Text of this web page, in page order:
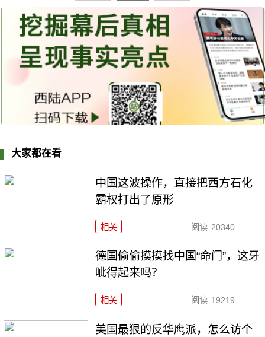
大家都在看
中国这波操作，直接把西方石化
霸权打出了原形
相关 阅读 20340
德国偷偷摸摸找中国“命门”，这牙
呲得起来吗？
相关 阅读 19219
美国最狠的反华鹰派，怎么访个